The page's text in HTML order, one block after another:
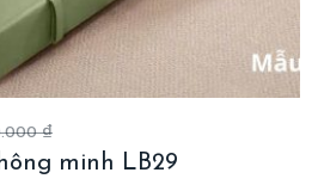
₫
minh LB29